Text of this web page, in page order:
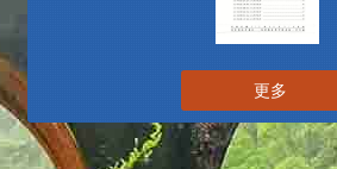
更多